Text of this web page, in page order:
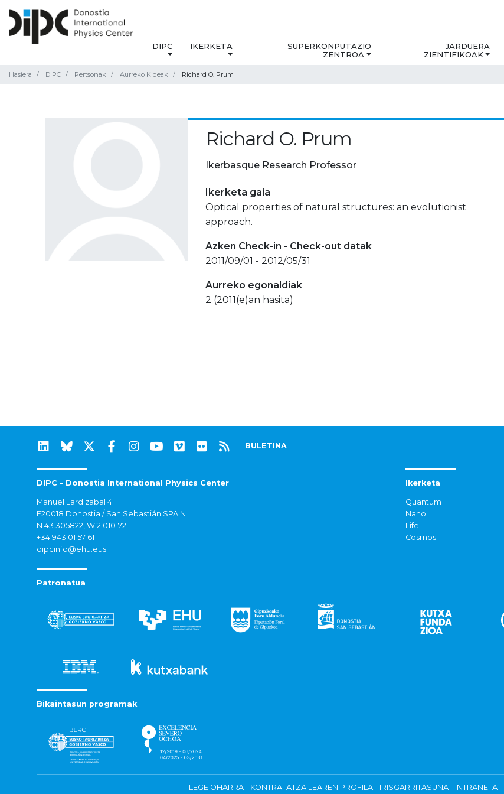
DIPC IKERKETA
SUPERKONPUTAZIO
ZENTROA
JARDUERA
ZIENTIFIKOAK
Hasiera DIPC Pertsonak Aurreko Kideak Richard O. Prum
Richard O. Prum
Ikerbasque Research Professor
Ikerketa gaia
Optical properties of natural structures: an evolutionist
approach.
Azken Check-in - Check-out datak
2011/09/01 - 2012/05/31
Aurreko egonaldiak
2 (2011(e)an hasita)
BULETINA
DIPC - Donostia International Physics Center
Manuel Lardizabal 4
E20018 Donostia / San Sebastián SPAIN
N 43.305822, W 2.010172
+34 943 01 57 61
dipcinfo@ehu.eus
Ikerketa
Quantum
Nano
Life
Cosmos
Patronatua
Bikaintasun programak
LEGE OHARRA KONTRATATZAILEAREN PROFILA IRISGARRITASUNA INTRANETA